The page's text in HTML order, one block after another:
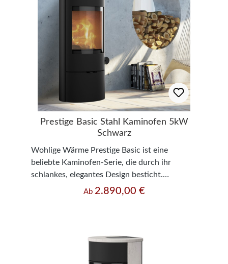
Prestige Basic Stahl Kaminofen 5kW
Schwarz
Wohlige Wärme Prestige Basic ist eine
beliebte Kaminofen-Serie, die durch ihr
schlankes, elegantes Design besticht.
Besonders praktisch ist auch die große
Classic – einem Griff aus schwarzlackiertem
unten geht – oder dem Typ Modern, bei dem
Regulärer Preis:
Ab 2.890,00 €